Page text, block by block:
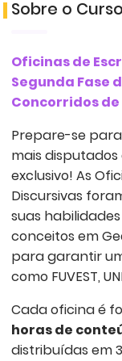
Sobre o Curso
Oficinas de
Segunda Fase
Concorridos de
Prepare-se
mais disputados
exclusivo! As
Discursivas
suas
conceitos em
para garantir
como FUVEST,
Cada oficina é
horas de
distribuídas em